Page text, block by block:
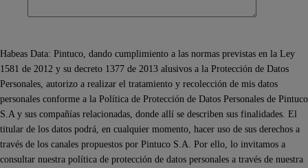
Habeas Data: Pintuco, dando cumplimiento a las normas previstas en la Ley
1581 de 2012 y su decreto 1377 de 2013 alusivos a la Protección de Datos
Personales, autorizo a realizar el tratamiento y recolección de mis datos
personales conforme a la Política de Protección de Datos Personales de Pintuco
S.A y sus compañías relacionadas, donde allí se describen sus finalidades. El
titular de los datos podrá, en cualquier momento, hacer uso de sus derechos a
través de los canales propuestos por Pintuco S.A. Por ello, lo invitamos a
consultar nuestra política de protección de datos personales a través de nuestra